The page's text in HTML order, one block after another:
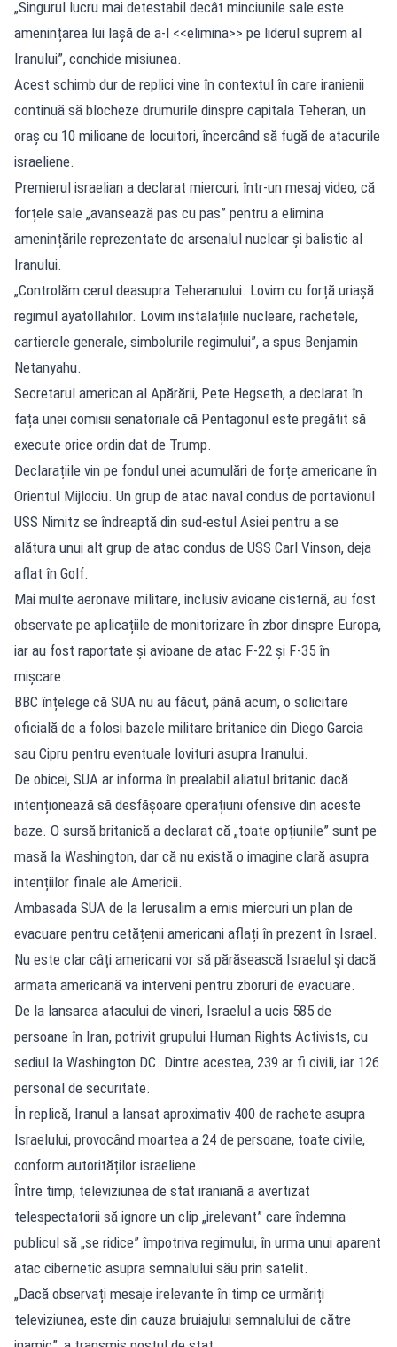
„Singurul lucru mai detestabil decât minciunile sale este
amenințarea lui lașă de a-l <<elimina>> pe liderul suprem al
Iranului”, conchide misiunea.
Acest schimb dur de replici vine în contextul în care iranienii
continuă să blocheze drumurile dinspre capitala Teheran, un
oraș cu 10 milioane de locuitori, încercând să fugă de atacurile
israeliene.
Premierul israelian a declarat miercuri, într-un mesaj video, că
forțele sale „avansează pas cu pas” pentru a elimina
amenințările reprezentate de arsenalul nuclear și balistic al
Iranului.
„Controlăm cerul deasupra Teheranului. Lovim cu forță uriașă
regimul ayatollahilor. Lovim instalațiile nucleare, rachetele,
cartierele generale, simbolurile regimului”, a spus Benjamin
Netanyahu.
Secretarul american al Apărării, Pete Hegseth, a declarat în
fața unei comisii senatoriale că Pentagonul este pregătit să
execute orice ordin dat de Trump.
Declarațiile vin pe fondul unei acumulări de forțe americane în
Orientul Mijlociu. Un grup de atac naval condus de portavionul
USS Nimitz se îndreaptă din sud-estul Asiei pentru a se
alătura unui alt grup de atac condus de USS Carl Vinson, deja
aflat în Golf.
Mai multe aeronave militare, inclusiv avioane cisternă, au fost
observate pe aplicațiile de monitorizare în zbor dinspre Europa,
iar au fost raportate și avioane de atac F-22 și F-35 în
mișcare.
BBC înțelege că SUA nu au făcut, până acum, o solicitare
oficială de a folosi bazele militare britanice din Diego Garcia
sau Cipru pentru eventuale lovituri asupra Iranului.
De obicei, SUA ar informa în prealabil aliatul britanic dacă
intenționează să desfășoare operațiuni ofensive din aceste
baze. O sursă britanică a declarat că „toate opțiunile” sunt pe
masă la Washington, dar că nu există o imagine clară asupra
intențiilor finale ale Americii.
Ambasada SUA de la Ierusalim a emis miercuri un plan de
evacuare pentru cetățenii americani aflați în prezent în Israel.
Nu este clar câți americani vor să părăsească Israelul și dacă
armata americană va interveni pentru zboruri de evacuare.
De la lansarea atacului de vineri, Israelul a ucis 585 de
persoane în Iran, potrivit grupului Human Rights Activists, cu
sediul la Washington DC. Dintre acestea, 239 ar fi civili, iar 126
personal de securitate.
În replică, Iranul a lansat aproximativ 400 de rachete asupra
Israelului, provocând moartea a 24 de persoane, toate civile,
conform autorităților israeliene.
Între timp, televiziunea de stat iraniană a avertizat
telespectatorii să ignore un clip „irelevant” care îndemna
publicul să „se ridice” împotriva regimului, în urma unui aparent
atac cibernetic asupra semnalului său prin satelit.
„Dacă observați mesaje irelevante în timp ce urmăriți
televiziunea, este din cauza bruiajului semnalului de către